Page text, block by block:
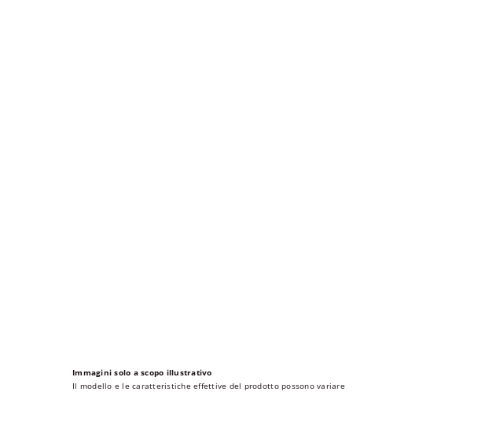
Immagini solo a scopo illustrativo
Il modello e le caratteristiche effettive del prodotto possono variare